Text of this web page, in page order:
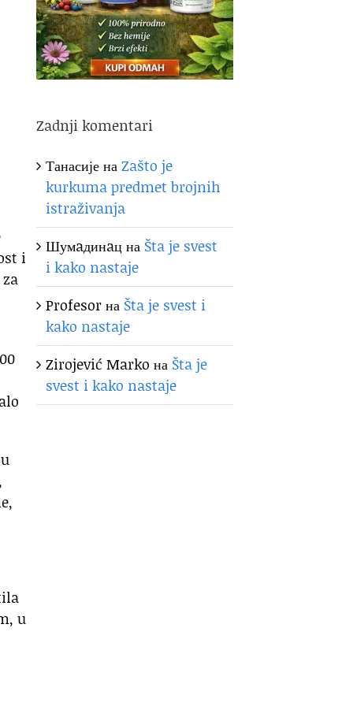
i
u
Zadnji komentari
ТанасијенаZašto je
kurkuma predmet brojnih
istraživanja
Шумaдинaцна Šta je svest
i kako nastaje
Profesorна Šta je svest i
kako nastaje
Zirojević Marko на Šta je
svest i kako nastaje